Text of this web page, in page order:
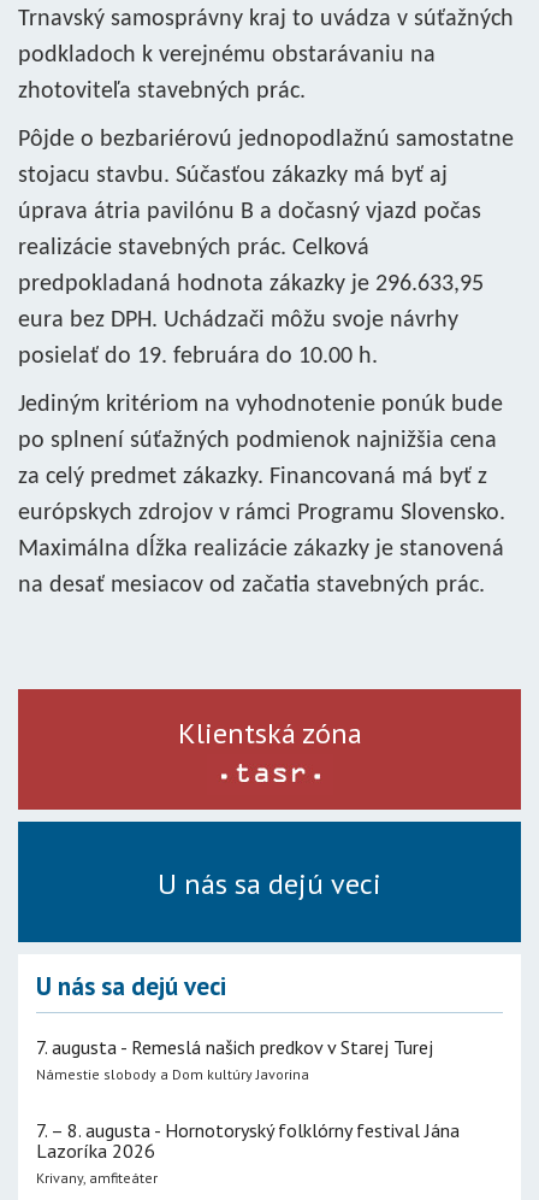
Trnavský samosprávny kraj to uvádza v súťažných
podkladoch k verejnému obstarávaniu na
zhotoviteľa stavebných prác.
Pôjde o bezbariérovú jednopodlažnú samostatne
stojacu stavbu. Súčasťou zákazky má byť aj
úprava átria pavilónu B a dočasný vjazd počas
realizácie stavebných prác. Celková
predpokladaná hodnota zákazky je 296.633,95
eura bez DPH. Uchádzači môžu svoje návrhy
posielať do 19. februára do 10.00 h.
Jediným kritériom na vyhodnotenie ponúk bude
po splnení súťažných podmienok najnižšia cena
za celý predmet zákazky. Financovaná má byť z
európskych zdrojov v rámci Programu Slovensko.
Maximálna dĺžka realizácie zákazky je stanovená
na desať mesiacov od začatia stavebných prác.
Klientská zóna
U nás sa dejú veci
U nás sa dejú veci
7. augusta - Remeslá našich predkov v Starej Turej
Námestie slobody a Dom kultúry Javorina
7. – 8. augusta - Hornotoryský folklórny festival Jána
Lazoríka 2026
Krivany, amfiteáter